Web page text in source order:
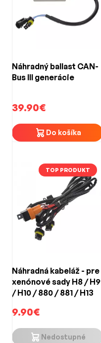
Náhradný ballast CAN-
Bus III generácie
39.90€
Do košíka
TOP PRODUKT
Náhradná kabeláž - pre
xenónové sady H8 / H9
/ H10 / 880 / 881 / H13
9.90€
Nedostupné